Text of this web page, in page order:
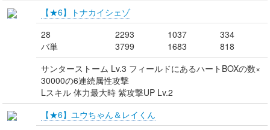
【★6】トナカイシェゾ
28
バ単
2293
3799
1037
1683
334
818
サンターストーム Lv.3 フィールドにあるハートBOXの数×
30000の6連続属性攻撃
Lスキル 体力最大時 紫攻撃UP Lv.2
【★6】ユウちゃん＆レイくん